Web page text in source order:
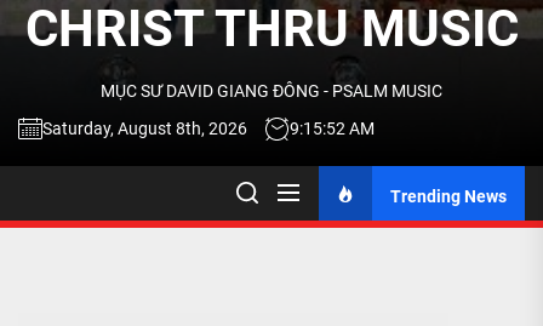
NHẠC
TALK
CHRIST THRU MUSIC
MỤC SƯ DAVID GIANG ĐÔNG - PSALM MUSIC
Saturday, August 8th, 2026
9:15:52 AM
Trending News